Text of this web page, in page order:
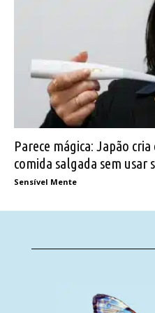
Parece mágica: Japão
comida salgada sem usar
Sensível Mente